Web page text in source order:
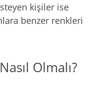
kişiler ise
benzer renkleri
Olmalı?